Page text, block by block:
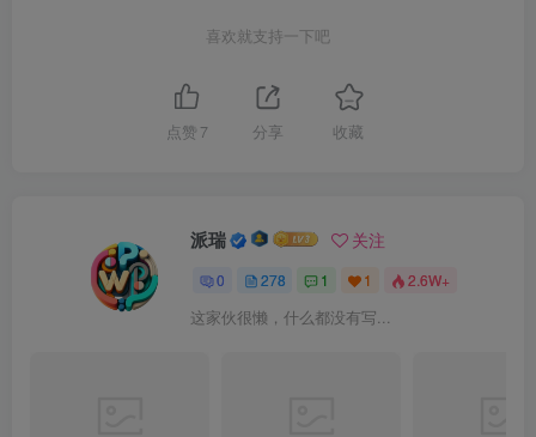
喜欢就支持一下吧
点赞 7 分享 收藏
派瑞 关注
0 278 1 1 2.6W+
这家伙很懒，什么都没有写...